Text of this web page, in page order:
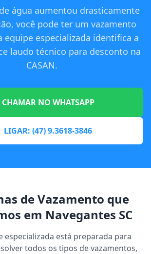
água aumentou drasticamente
você pode ter um vazamento
equipe especializada identifica a
laudo técnico para desconto na
CASAN.
CHAMAR NO WHATSAPP
LIGAR: (47) 9.3618-3846
de Vazamento que
em Navegantes SC
especializada está preparada para
todos os tipos de vazamentos,